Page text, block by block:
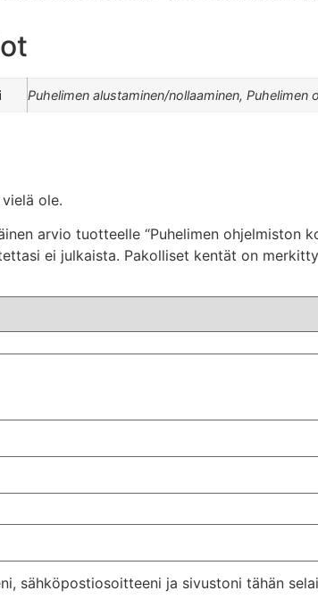
Puhelimen alustaminen/nollaaminen, Puhelimen
ole.
arvio tuotteelle “Puhelimen ohjelmiston
ei julkaista. Pakolliset kentät on merkitty
sähköpostiosoitteeni ja sivustoni tähän